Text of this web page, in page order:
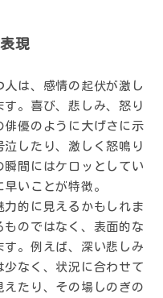
現
は、感情の起伏が激し
。喜び、悲しみ、怒り
俳優のように大げさに示
したり、激しく怒鳴り
間にはケロッとしてい
いことが特徴。
的に見えるかもしれま
のではなく、 表面的な
す。例えば、深い悲しみ
なく、状況に合わせて
たり、その場しのぎの